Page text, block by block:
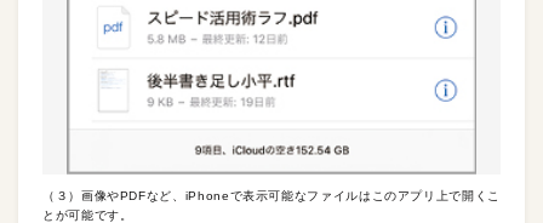
（３）画像やPDFなど、iPhoneで表示可能なファイルはこのアプリ上で開くこ
とが可能です。